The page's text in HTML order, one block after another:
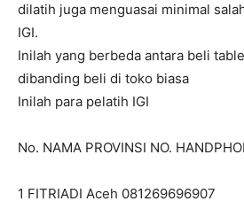
dilatih juga menguasai minimal
IGI.
Inilah yang berbeda antara beli
dibanding beli di toko biasa
Inilah para pelatih IGI
No. NAMA PROVINSI NO.
1 FITRIADI Aceh 081269696907